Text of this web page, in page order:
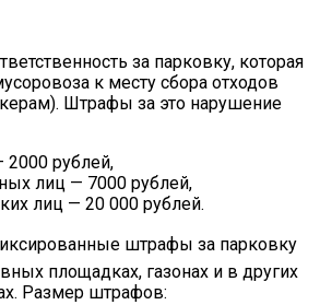
за парковку, которая
к месту сбора отходов
Штрафы за это нарушение
рублей,
лиц — 7000 рублей,
лиц — 20 000 рублей.
штрафы за парковку
площадках, газонах и в других
Размер штрафов: